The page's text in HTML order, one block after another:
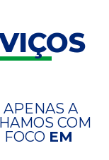
APENAS A
COM
FOCO EM